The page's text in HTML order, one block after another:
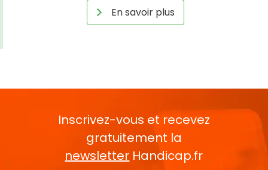
En savoir plus
Inscrivez-vous et recevez
gratuitement la
newsletter Handicap.fr